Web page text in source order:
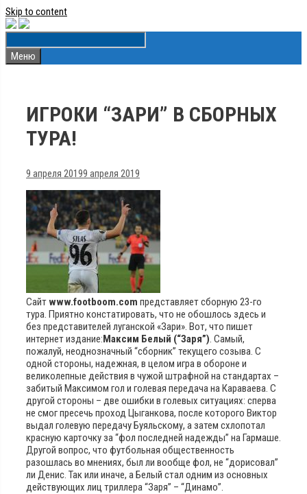
Skip to content
Меню
ИГРОКИ “ЗАРИ” В СБОРНЫХ
ТУРА!
9 апреля 20199 апреля 2019
Сайтwww.footboom.com представляет сборную 23-го
тура. Приятно констатировать, что не обошлось здесь и
без представителей луганской «Зари». Вот, что пишет
интернет издание:Максим Белый (“Заря”). Самый,
пожалуй, неоднозначный “сборник” текущего созыва. С
одной стороны, надежная, в целом игра в обороне и
великолепные действия в чужой штрафной на стандартах –
забитый Максимом гол и голевая передача на Караваева. С
другой стороны – две ошибки в голевых ситуациях: сперва
не смог пресечь проход Цыганкова, после которого Виктор
выдал голевую передачу Буяльскому, а затем схлопотал
красную карточку за “фол последней надежды” на Гармаше.
Другой вопрос, что футбольная общественность
разошлась во мнениях, был ли вообще фол, не “дорисовал”
ли Денис. Так или иначе, а Белый стал одним из основных
действующих лиц триллера “Заря” – “Динамо”.